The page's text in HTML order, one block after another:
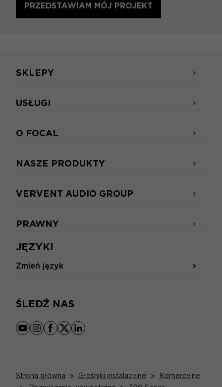
PRZEDSTAWIAM MÓJ PROJEKT
JĘZYKI
Zmień język
ŚLEDŹ NAS
youtube
instagram
facebook
x linkedin
SKLEPY
USŁUGI
O FOCAL
NASZE PRODUKTY
VERVENT AUDIO GROUP
PRAWNY
Strona główna > Głośniki instalacyjne > Komercyjne